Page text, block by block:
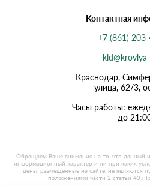
Контактная
+7 (861)
Краснодар,
улица, 62/3,
Часы работы:
до